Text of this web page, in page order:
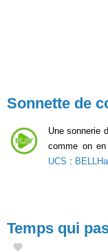
Sonnette de
Une sonnerie
comme on
UCS :
Temps qui